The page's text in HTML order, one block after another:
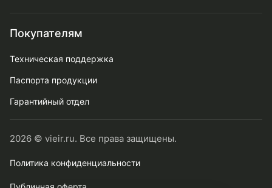
Покупателям
Техническая поддержка
Паспорта продукции
Гарантийный отдел
2026 © vieir.ru. Все права защищены.
Политика конфиденциальности